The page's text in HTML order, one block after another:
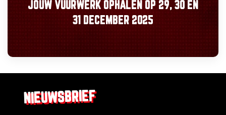
JOUW VUURWERK OPHALEN OP 29, 30 EN
31 DECEMBER 2025
NIEUWSBRIEF